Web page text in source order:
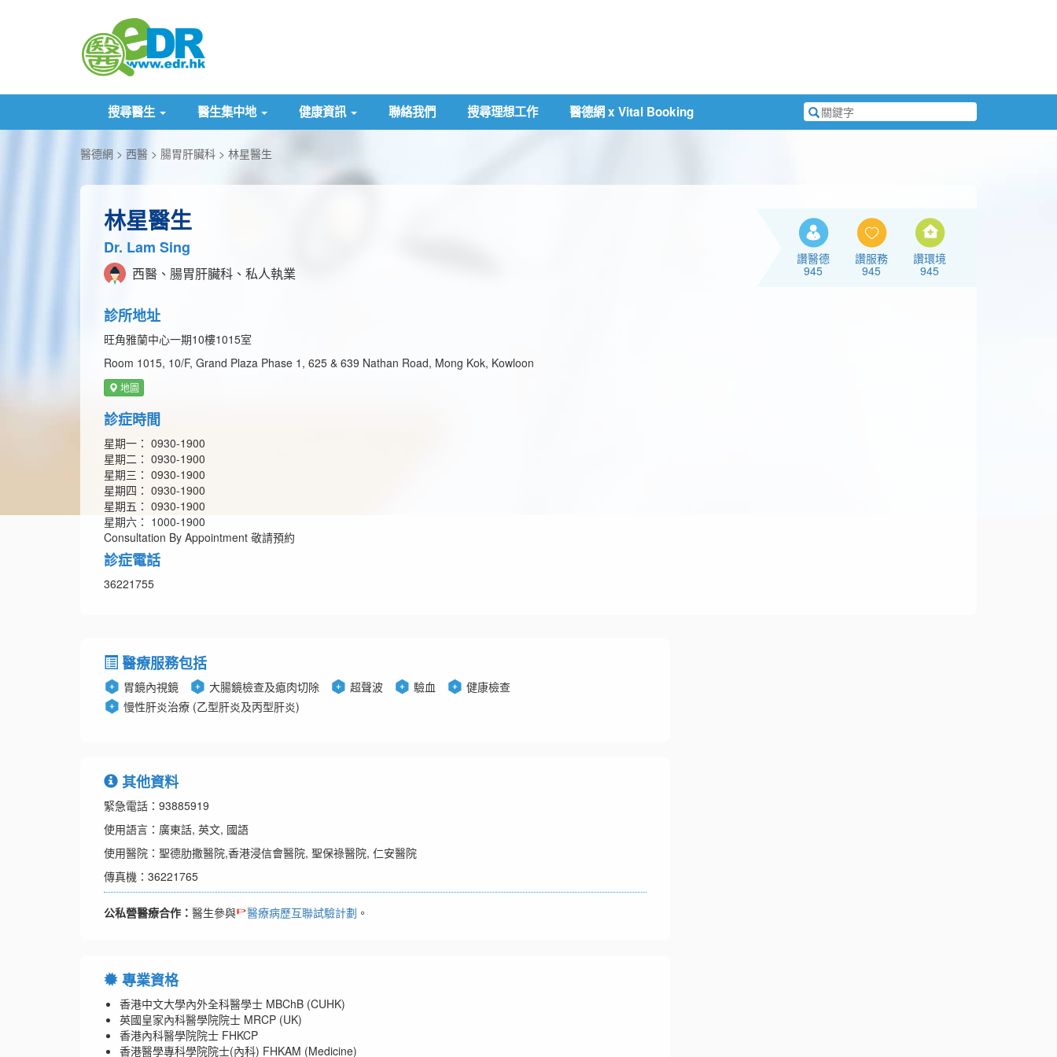
搜尋醫生 醫生集中地 健康資訊 聯絡我們 搜尋理想工作 醫德網 x Vital Booking
搜
尋
醫德網 西醫 腸胃肝臟科 林星醫生
林星醫生
Dr. Lam Sing
西醫、腸胃肝臟科、私人執業
診所地址
旺角雅蘭中心一期10樓1015室
Room 1015, 10/F, Grand Plaza Phase 1, 625 & 639 Nathan Road, Mong Kok, Kowloon
地圖
診症時間
星期一： 0930-1900
星期二： 0930-1900
星期三： 0930-1900
星期四： 0930-1900
星期五： 0930-1900
星期六： 1000-1900
Consultation By Appointment 敬請預約
診症電話
36221755
讚醫德
945
讚服務
945
讚環境
945
醫療服務包括
胃鏡內視鏡 大腸鏡檢查及瘜肉切除 超聲波 驗血
健康檢查
慢性肝炎治療 (乙型肝炎及丙型肝炎)
其他資料
緊急電話：93885919
使用語言：廣東話, 英文, 國語
使用醫院：聖德肋撒醫院,香港浸信會醫院, 聖保祿醫院, 仁安醫院
傳真機：36221765
公私營醫療合作： 醫生參與 醫療病歷互聯試驗計劃 。
專業資格
香港中文大學內外全科醫學士 MBChB (CUHK)
英國皇家內科醫學院院士 MRCP (UK)
香港內科醫學院院士 FHKCP
香港醫學專科學院院士(內科) FHKAM (Medicine)